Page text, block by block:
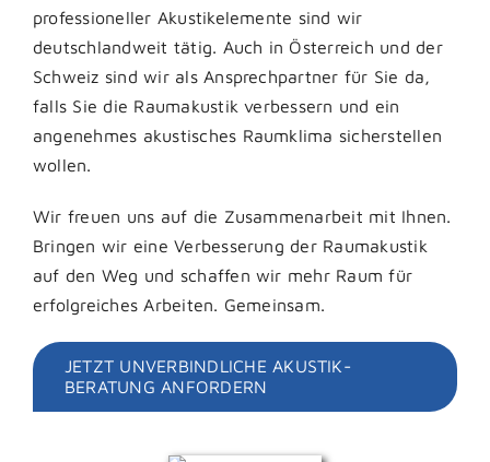
professioneller Akustikelemente sind wir
deutschlandweit tätig. Auch in Österreich und der
Schweiz sind wir als Ansprechpartner für Sie da,
falls Sie die Raumakustik verbessern und ein
angenehmes akustisches Raumklima sicherstellen
wollen.
Wir freuen uns auf die Zusammenarbeit mit Ihnen.
Bringen wir eine Verbesserung der Raumakustik
auf den Weg und schaffen wir mehr Raum für
erfolgreiches Arbeiten. Gemeinsam.
JETZT UNVERBINDLICHE AKUSTIK-
BERATUNG ANFORDERN